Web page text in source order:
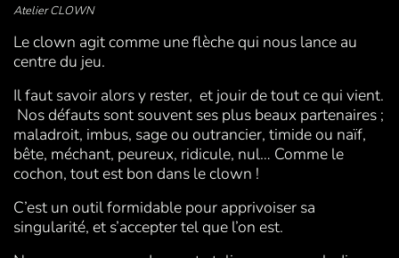
Atelier CLOWN
Le clown agit comme une flèche qui nous lance au
centre du jeu.
Il faut savoir alors y rester, et jouir de tout ce qui vient.
Nos défauts sont souvent ses plus beaux partenaires ;
maladroit, imbus, sage ou outrancier, timide ou naïf,
bête, méchant, peureux, ridicule, nul… Comme le
cochon, tout est bon dans le clown !
C’est un outil formidable pour apprivoiser sa
singularité, et s’accepter tel que l’on est.